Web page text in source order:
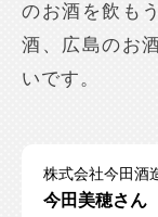
のお酒を飲も
酒、広島のお
いです。
株式会社今田酒
今田美穂さん